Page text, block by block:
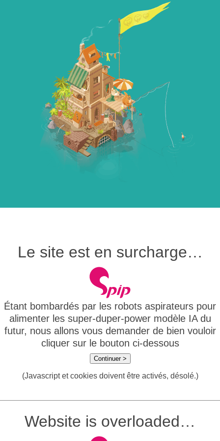
Le site est en surcharge…
Étant bombardés par les robots aspirateurs pour
alimenter les super-duper-power modèle IA du
futur, nous allons vous demander de bien vouloir
cliquer sur le bouton ci-dessous
Continuer >
(Javascript et cookies doivent être activés, désolé.)
Website is overloaded…